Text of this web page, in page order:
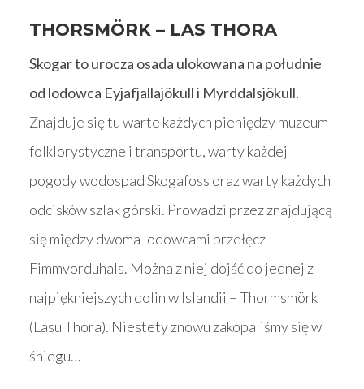
THORSMÖRK – LAS THORA
Skogar to urocza osada ulokowana na południe
od lodowca Eyjafjallajökull i Myrddalsjökull.
Znajduje się tu warte każdych pieniędzy muzeum
folklorystyczne i transportu, warty każdej
pogody wodospad Skogafoss oraz warty każdych
odcisków szlak górski. Prowadzi przez znajdującą
się między dwoma lodowcami przełęcz
Fimmvorduhals. Można z niej dojść do jednej z
najpiękniejszych dolin w Islandii – Thormsmörk
(Lasu Thora). Niestety znowu zakopaliśmy się w
śniegu…